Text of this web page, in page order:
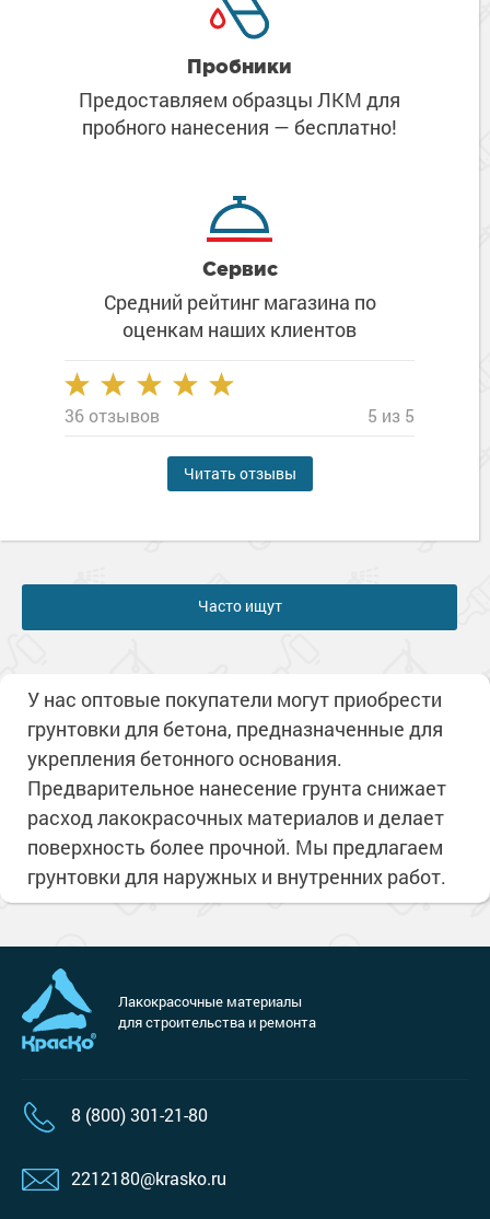
Пробники
Предоставляем образцы ЛКМ для
пробного нанесения — бесплатно!
Сервис
Средний рейтинг магазина по
оценкам наших клиентов
36 отзывов 5 из 5
Читать отзывы
Часто ищут
У нас оптовые покупатели могут приобрести
грунтовки для бетона, предназначенные для
укрепления бетонного основания.
Предварительное нанесение грунта снижает
расход лакокрасочных материалов и делает
поверхность более прочной. Мы предлагаем
грунтовки для наружных и внутренних работ.
Лакокрасочные материалы
для строительства и ремонта
8 (800) 301-21-80
2212180@krasko.ru